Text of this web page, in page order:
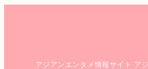
アジアンエンタメ情報サイト ア